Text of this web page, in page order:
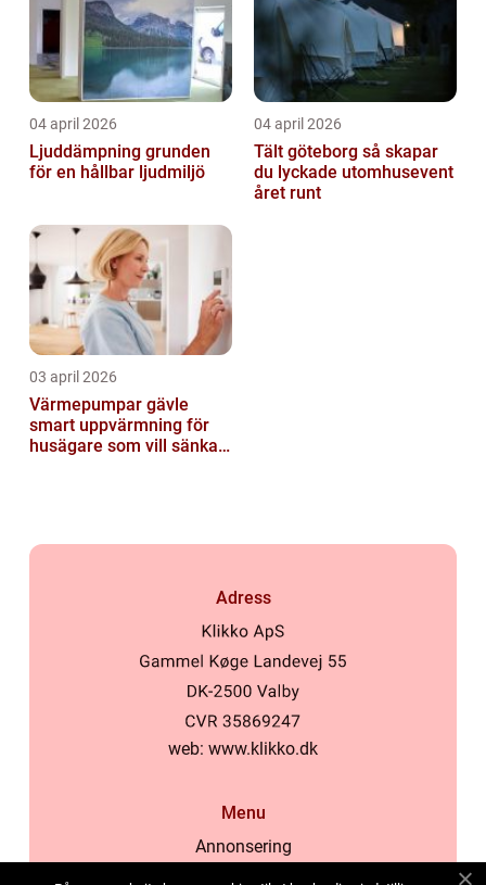
04 april 2026
Ljuddämpning grunden
för en hållbar ljudmiljö
04 april 2026
Tält göteborg så skapar
du lyckade utomhusevent
året runt
03 april 2026
Värmepumpar gävle
smart uppvärmning för
husägare som vill sänka
Adress
web: www.klikko.dk
Menu
Annonsering